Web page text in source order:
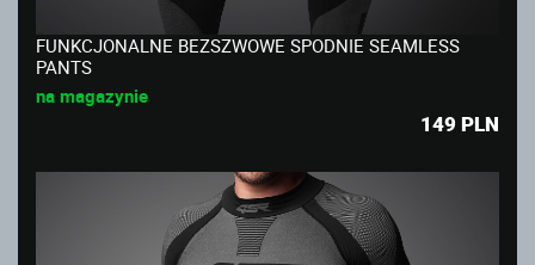
FUNKCJONALNE BEZSZWOWE SPODNIE SEAMLESS
PANTS
na magazynie
149 PLN